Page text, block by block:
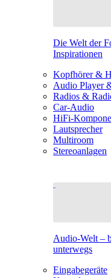
Die Welt der
Inspirationen
Kopfhörer &
Audio Player
Radios &
Car-Audio
HiFi-
Lautsprecher
Multiroom
Stereoanlagen
Audio-Welt –
unterwegs
Eingabegeräte